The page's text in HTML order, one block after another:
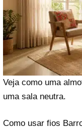
Veja como uma
uma sala neutra.
Como usar fios